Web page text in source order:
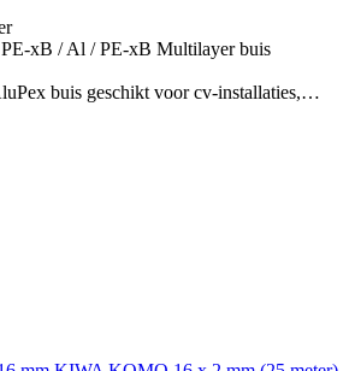
PE-xB / Al / PE-xB Multilayer buis
buis geschikt voor cv-installaties,…